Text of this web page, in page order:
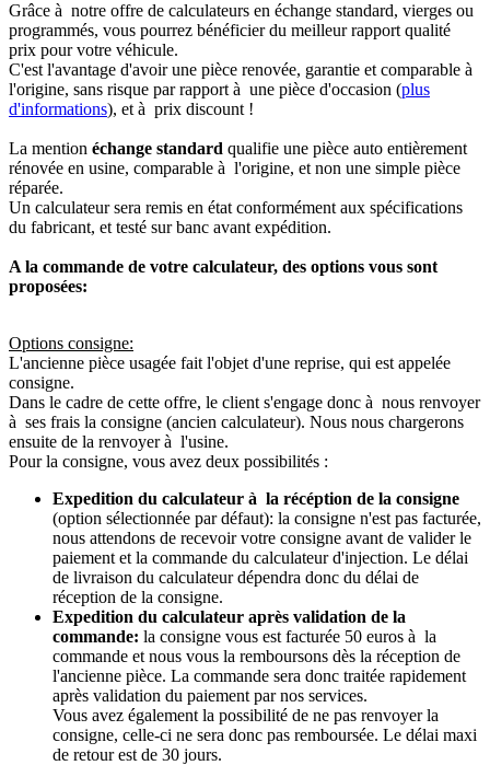
Grâce à notre offre de calculateurs en échange standard, vierges ou
programmés, vous pourrez bénéficier du meilleur rapport qualité
prix pour votre véhicule.
C'est l'avantage d'avoir une pièce renovée, garantie et comparable à
l'origine, sans risque par rapport à une pièce d'occasion (plus
d'informations), et à prix discount !
La mention échange standard qualifie une pièce auto entièrement
rénovée en usine, comparable à l'origine, et non une simple pièce
réparée.
Un calculateur sera remis en état conformément aux spécifications
du fabricant, et testé sur banc avant expédition.
A la commande de votre calculateur, des options vous sont
proposées:
Options consigne:
L'ancienne pièce usagée fait l'objet d'une reprise, qui est appelée
consigne.
Dans le cadre de cette offre, le client s'engage donc à nous renvoyer
à ses frais la consigne (ancien calculateur). Nous nous chargerons
ensuite de la renvoyer à l'usine.
Pour la consigne, vous avez deux possibilités :
Expedition du calculateur à la récéption de la consigne
(option sélectionnée par défaut): la consigne n'est pas facturée,
nous attendons de recevoir votre consigne avant de valider le
paiement et la commande du calculateur d'injection. Le délai
de livraison du calculateur dépendra donc du délai de
réception de la consigne.
Expedition du calculateur après validation de la
commande: la consigne vous est facturée 50 euros à la
commande et nous vous la remboursons dès la réception de
l'ancienne pièce. La commande sera donc traitée rapidement
après validation du paiement par nos services.
Vous avez également la possibilité de ne pas renvoyer la
consigne, celle-ci ne sera donc pas remboursée. Le délai maxi
de retour est de 30 jours.